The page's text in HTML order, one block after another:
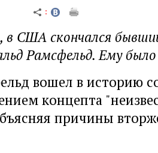
в США скончался
Рамсфельд. Ему
вошел в историю
концепта
причины